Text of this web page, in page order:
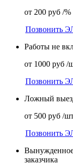
от 200 руб /%
Позвонить
Работы не
от 1000 руб /
Позвонить
Ложный
от 500 руб /
Позвонить
Вынужденное
заказчика